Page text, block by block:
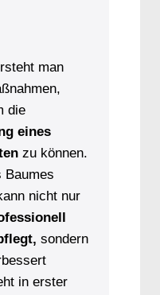
man
die
eines
zu können.
Baumes
nicht nur
sondern
in erster